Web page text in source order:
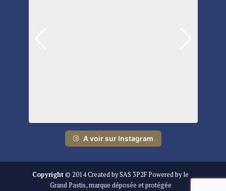
A voir sur Instagram
Copyright© 2014 Created by SAS 3P2F Powered by le
Grand Pastis, marque déposée et protégée